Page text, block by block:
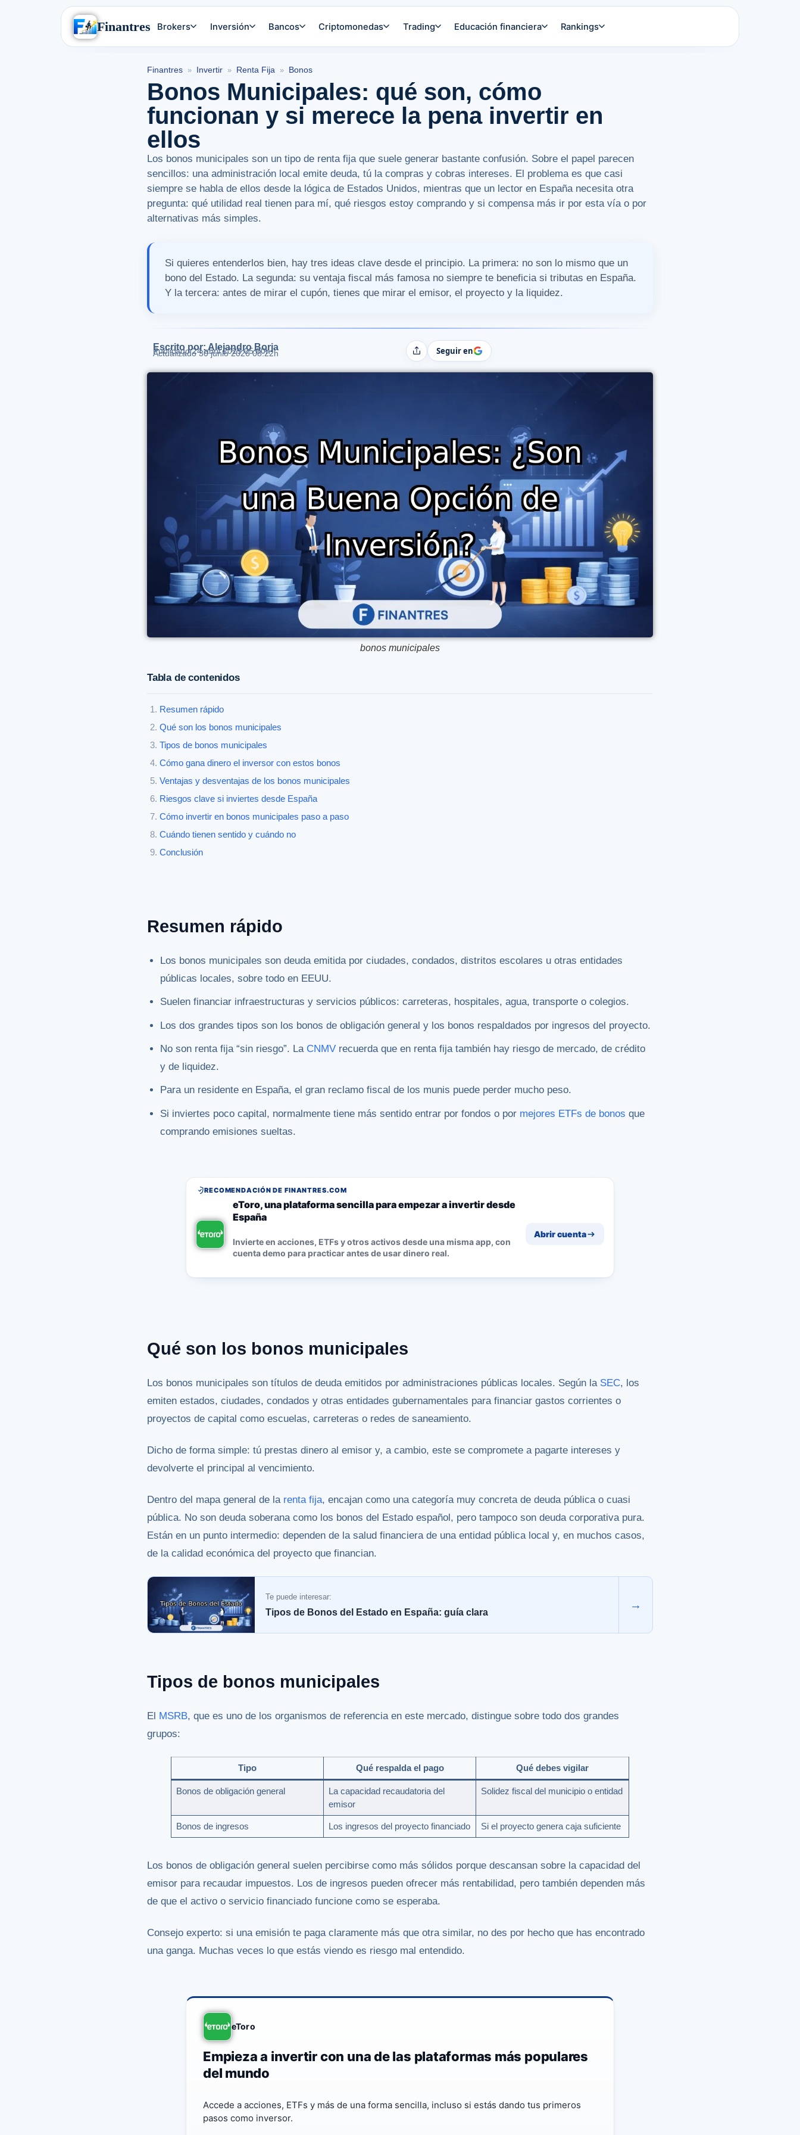
Finantres Brokers Inversión Bancos Criptomonedas Trading Educación financiera Rankings
Finantres » Invertir » Renta Fija » Bonos
Bonos Municipales: qué son, cómo
funcionan y si merece la pena invertir en
ellos
Los bonos municipales son un tipo de renta fija que suele generar bastante confusión. Sobre el papel parecen
sencillos: una administración local emite deuda, tú la compras y cobras intereses. El problema es que casi
siempre se habla de ellos desde la lógica de Estados Unidos, mientras que un lector en España necesita otra
pregunta: qué utilidad real tienen para mí, qué riesgos estoy comprando y si compensa más ir por esta vía o por
alternativas más simples.
Si quieres entenderlos bien, hay tres ideas clave desde el principio. La primera: no son lo mismo que un
bono del Estado. La segunda: su ventaja fiscal más famosa no siempre te beneficia si tributas en España.
Y la tercera: antes de mirar el cupón, tienes que mirar el emisor, el proyecto y la liquidez.
Escrito por: Alejandro Borja
Publicado 24 abril 2025 05:00h
Actualizado 30 junio 2026 08:22h CompartirSeguir en
bonos municipales
Tabla de contenidos
Resumen rápido
Qué son los bonos municipales
Tipos de bonos municipales
Cómo gana dinero el inversor con estos bonos
Ventajas y desventajas de los bonos municipales
Riesgos clave si inviertes desde España
Cómo invertir en bonos municipales paso a paso
Cuándo tienen sentido y cuándo no
Conclusión
Resumen rápido
Los bonos municipales son deuda emitida por ciudades, condados, distritos escolares u otras entidades
públicas locales, sobre todo en EEUU.
Suelen financiar infraestructuras y servicios públicos: carreteras, hospitales, agua, transporte o colegios.
Los dos grandes tipos son los bonos de obligación general y los bonos respaldados por ingresos del proyecto.
No son renta fija “sin riesgo”. La CNMV recuerda que en renta fija también hay riesgo de mercado, de crédito
y de liquidez.
Para un residente en España, el gran reclamo fiscal de los munis puede perder mucho peso.
Si inviertes poco capital, normalmente tiene más sentido entrar por fondos o por mejores ETFs de bonos que
comprando emisiones sueltas.
RECOMENDACIÓN DE FINANTRES.COM
eToro, una plataforma sencilla para empezar a invertir desde
España
Invierte en acciones, ETFs y otros activos desde una misma app, con
cuenta demo para practicar antes de usar dinero real.
Abrir cuenta
Qué son los bonos municipales
Los bonos municipales son títulos de deuda emitidos por administraciones públicas locales. Según la SEC, los
emiten estados, ciudades, condados y otras entidades gubernamentales para financiar gastos corrientes o
proyectos de capital como escuelas, carreteras o redes de saneamiento.
Dicho de forma simple: tú prestas dinero al emisor y, a cambio, este se compromete a pagarte intereses y
devolverte el principal al vencimiento.
Dentro del mapa general de la renta fija, encajan como una categoría muy concreta de deuda pública o cuasi
pública. No son deuda soberana como los bonos del Estado español, pero tampoco son deuda corporativa pura.
Están en un punto intermedio: dependen de la salud financiera de una entidad pública local y, en muchos casos,
de la calidad económica del proyecto que financian.
Te puede interesar:
Tipos de Bonos del Estado en España: guía clara
→
Tipos de bonos municipales
El MSRB, que es uno de los organismos de referencia en este mercado, distingue sobre todo dos grandes
grupos:
Tipo Qué respalda el pago Qué debes vigilar
Bonos de obligación general
La capacidad recaudatoria del
emisor
Solidez fiscal del municipio o entidad
Bonos de ingresos Los ingresos del proyecto financiado Si el proyecto genera caja suficiente
Los bonos de obligación general suelen percibirse como más sólidos porque descansan sobre la capacidad del
emisor para recaudar impuestos. Los de ingresos pueden ofrecer más rentabilidad, pero también dependen más
de que el activo o servicio financiado funcione como se esperaba.
Consejo experto: si una emisión te paga claramente más que otra similar, no des por hecho que has encontrado
una ganga. Muchas veces lo que estás viendo es riesgo mal entendido.
eToro
Empieza a invertir con una de las plataformas más populares
del mundo
Accede a acciones, ETFs y más de una forma sencilla, incluso si estás dando tus primeros
pasos como inversor.